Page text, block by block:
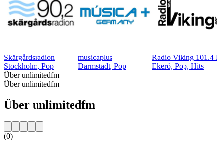
Skärgårdsradion
Stockholm, Pop
musicaplus
Darmstadt, Pop
Radio Viking 101.4
Ekerö, Pop, Hits
Über unlimitedfm
Über unlimitedfm
Über unlimitedfm
(0)